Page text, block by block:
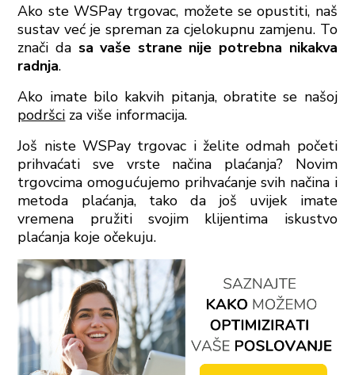
Ako ste WSPay trgovac, možete se opustiti, naš
sustav već je spreman za cjelokupnu zamjenu. To
znači da sa vaše strane nije potrebna nikakva
radnja.
Ako imate bilo kakvih pitanja, obratite se našoj
podršci za više informacija.
Još niste WSPay trgovac i želite odmah početi
prihvaćati sve vrste načina plaćanja? Novim
trgovcima omogućujemo prihvaćanje svih načina i
metoda plaćanja, tako da još uvijek imate
vremena pružiti svojim klijentima iskustvo
plaćanja koje očekuju.